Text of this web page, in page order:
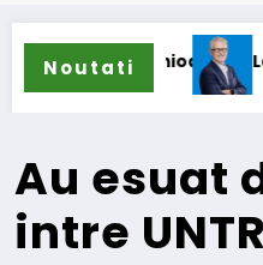
NoutatiLars Ljungström
Au esuat
intre